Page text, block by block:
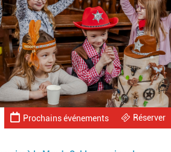
Réserver
Prochains événements